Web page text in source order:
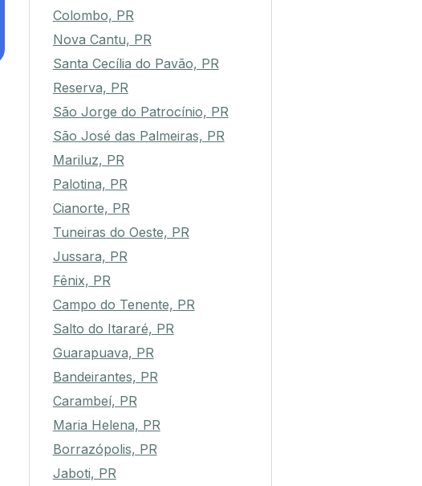
Colombo, PR
Nova Cantu, PR
Santa Cecília do Pavão, PR
Reserva, PR
São Jorge do Patrocínio, PR
São José das Palmeiras, PR
Mariluz, PR
Palotina, PR
Cianorte, PR
Tuneiras do Oeste, PR
Jussara, PR
Fênix, PR
Campo do Tenente, PR
Salto do Itararé, PR
Guarapuava, PR
Bandeirantes, PR
Carambeí, PR
Maria Helena, PR
Borrazópolis, PR
Jaboti, PR